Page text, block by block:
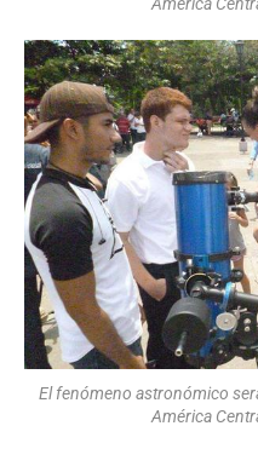
El fenómeno astronómico
América